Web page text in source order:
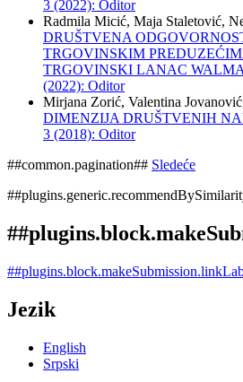
3 (2022): Oditor
Radmila Micić, Maja Staletović,
DRUŠTVENA
TRGOVINSKIM
TRGOVINSKI LANAC
(2022): Oditor
Mirjana Zorić, Valentina
DIMENZIJA DRUŠTVENIH
3 (2018): Oditor
##common.pagination## Sledeće
Jezik
English
Srpski